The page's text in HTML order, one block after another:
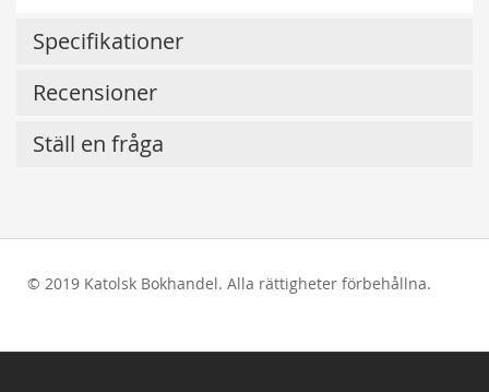
Specifikationer
Recensioner
Ställ en fråga
© 2019 Katolsk Bokhandel. Alla rättigheter förbehållna.